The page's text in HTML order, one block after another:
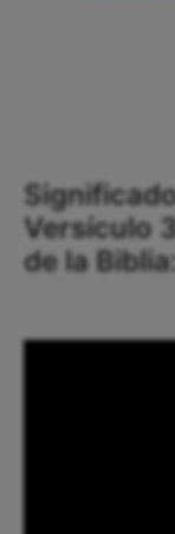
Versículo
de la Biblia: